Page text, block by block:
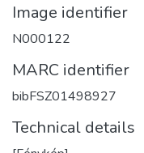
Image identifier
N000122
MARC identifier
bibFSZ01498927
Technical details